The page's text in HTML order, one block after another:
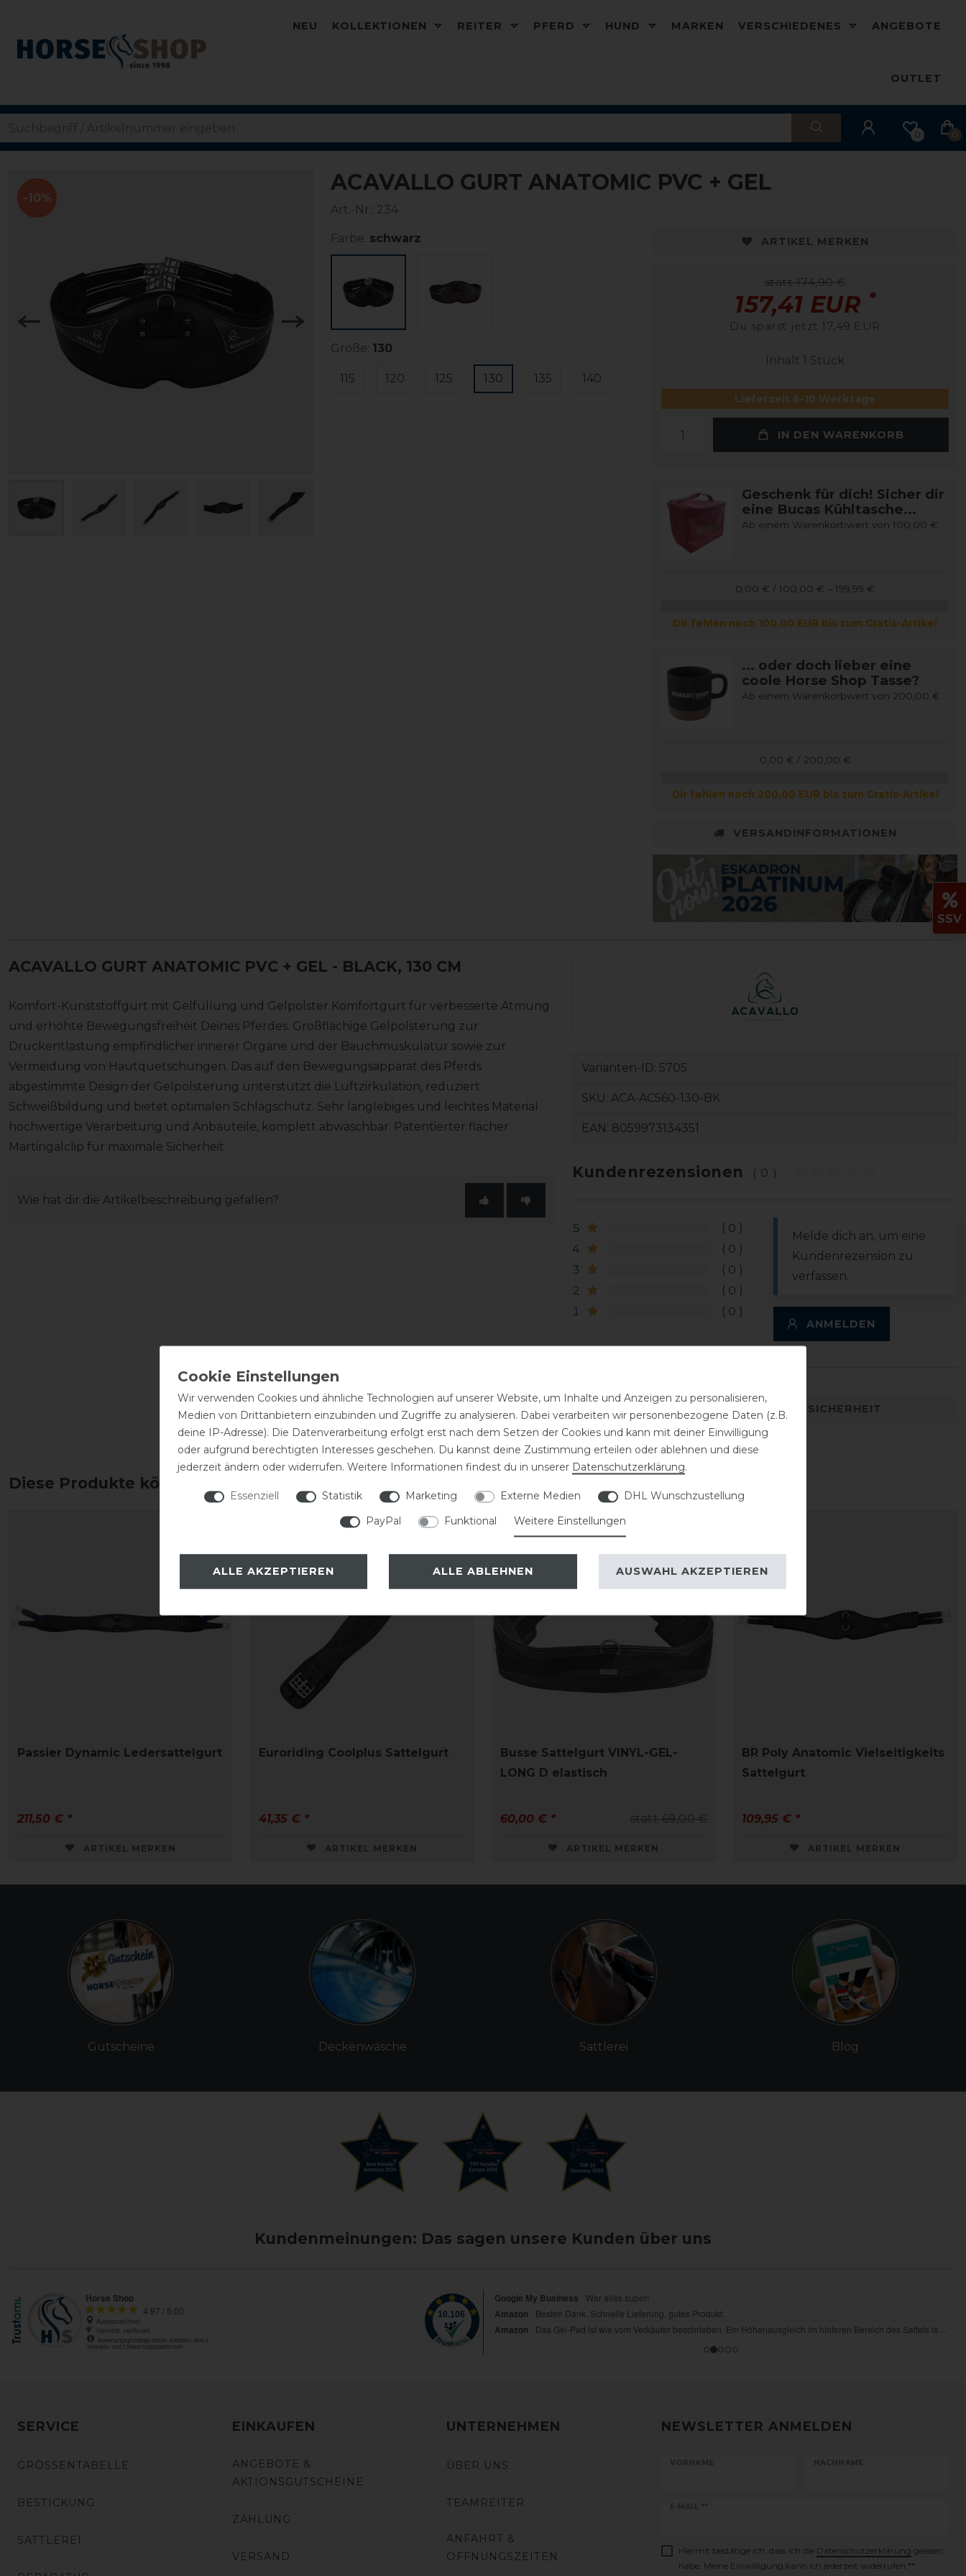
NEU KOLLEKTIONEN REITER PFERD HUND MARKEN VERSCHIEDENES ANGEBOTE
OUTLET
0 0
-10%
ACAVALLO GURT ANATOMIC PVC + GEL
Art.-Nr.: 234
Farbe: schwarz
Größe: 130
115 120 125 130 135 140
ARTIKEL MERKEN
statt 174,90 €
157,41 EUR *
Du sparst jetzt 17,49 EUR
Inhalt 1 Stück
Lieferzeit 6-10 Werktage
IN DEN WARENKORB
Geschenk für dich! Sicher dir
eine Bucas Kühltasche...
Ab einem Warenkorbwert von 100,00 €
0,00 € / 100,00 € – 199,99 €
Dir fehlen noch 100,00 EUR bis zum Gratis-Artikel
... oder doch lieber eine
coole Horse Shop Tasse?
Ab einem Warenkorbwert von 200,00 €
0,00 € / 200,00 €
Dir fehlen noch 200,00 EUR bis zum Gratis-Artikel
VERSANDINFORMATIONEN
ACAVALLO GURT ANATOMIC PVC + GEL - BLACK, 130 CM
Komfort-Kunststoffgurt mit Gelfüllung und Gelpolster Komfortgurt für verbesserte Atmung
und erhöhte Bewegungsfreiheit Deines Pferdes. Großflächige Gelpolsterung zur
Druckentlastung empfindlicher innerer Organe und der Bauchmuskulatur sowie zur
Vermeidung von Hautquetschungen. Das auf den Bewegungsapparat des Pferds
abgestimmte Design der Gelpolsterung unterstützt die Luftzirkulation, reduziert
Schweißbildung und bietet optimalen Schlagschutz. Sehr langlebiges und leichtes Material
hochwertige Verarbeitung und Anbauteile, komplett abwaschbar. Patentierter flacher
Martingalclip für maximale Sicherheit
Wie hat dir die Artikelbeschreibung gefallen?
Varianten-ID: 5705
SKU: ACA-AC560-130-BK
EAN: 8059973134351
Kundenrezensionen (0)
5
0
4
0
3
0
2
0
1
0
Melde dich an, um eine
Kundenrezension zu
verfassen.
ANMELDEN
DETAILS ZUR PRODUKTSICHERHEIT
Diese Produkte könnten dich auch interessieren
Passier Dynamic Ledersattelgurt
211,50 € *
ARTIKEL MERKEN
Euroriding Coolplus Sattelgurt
41,35 € *
ARTIKEL MERKEN
-13%
Busse Sattelgurt VINYL-GEL-
LONG D elastisch
statt 69,00 €
60,00 € *
ARTIKEL MERKEN
BR Poly Anatomic Vielseitigkeits
Sattelgurt
109,95 € *
ARTIKEL MERKEN
Gutscheine Deckenwäsche Sattlerei Blog
Kundenmeinungen: Das sagen unsere Kunden über uns
SERVICE
GRÖSSENTABELLE
BESTICKUNG
SATTLEREI
EINKAUFEN
ANGEBOTE &
AKTIONSGUTSCHEINE
ZAHLUNG
VERSAND
UNTERNEHMEN
ÜBER UNS
TEAMREITER
ANFAHRT &
ÖFFNUNGSZEITEN
NEWSLETTER ANMELDEN
VORNAME NACHNAME
E-MAIL **
Newsletter
Hiermit bestätige ich, dass ich die Daten­schutz­erklärung gelesen
habe. Meine Einwilligung kann ich jederzeit widerrufen.**
SSV
Wir verwenden Cookies und ähnliche Technologien auf unserer Website, um Inhalte und Anzeigen zu personalisieren,
Medien von Drittanbietern einzubinden und Zugriffe zu analysieren. Dabei verarbeiten wir personenbezogene Daten (z.B.
deine IP-Adresse). Die Datenverarbeitung erfolgt erst nach dem Setzen der Cookies und kann mit deiner Einwilligung
oder aufgrund berechtigten Interesses geschehen. Du kannst deine Zustimmung erteilen oder ablehnen und diese
jederzeit ändern oder widerrufen. Weitere Informationen findest du in unserer Daten­schutz­erklärung.
Essenziell Statistik Marketing Externe Medien
DHL Wunschzustellung
PayPal
Funktional Weitere Einstellungen
ALLE AKZEPTIEREN ALLE ABLEHNEN AUSWAHL AKZEPTIEREN